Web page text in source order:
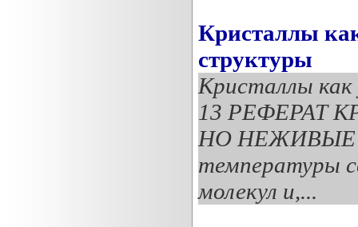
Кристаллы
структуры
Кристаллы
13 РЕФЕРАТ
НО НЕЖИВЫЕ
температуры
молекул и,...